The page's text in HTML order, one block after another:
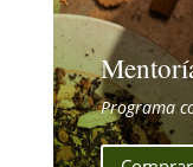
Programa